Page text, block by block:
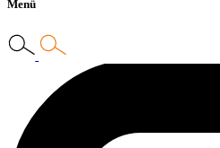
Menü